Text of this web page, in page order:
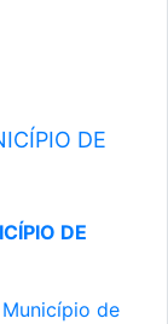
DE
DE
de